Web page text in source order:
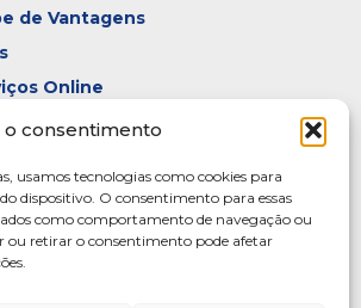
o consentimento
usamos tecnologias como cookies para
dispositivo. O consentimento para essas
como comportamento de navegação ou
ou retirar o consentimento pode afetar
de Vantagens
Online
de Presidentes